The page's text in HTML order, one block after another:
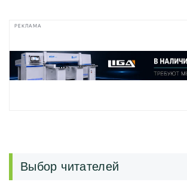
РЕКЛАМА
Выбор читателей